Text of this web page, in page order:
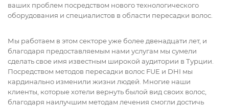
ваших проблем посредством нового технологического
оборудования и специалистов в области пересадки волос.
Мы работаем в этом секторе уже более двенадцати лет, и
благодаря предоставляемым нами услугам мы сумели
сделать свое имя известным широкой аудитории в Турции.
Посредством методов пересадки волос FUE и DHI мы
кардинально изменили жизни людей. Многие наши
клиенты, которые хотели вернуть былой вид своих волос,
благодаря наилучшим методам лечения смогли достичь